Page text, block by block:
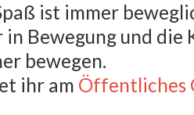
ist immer
in Bewegung und die
bewegen.
ihr am Öffentliches